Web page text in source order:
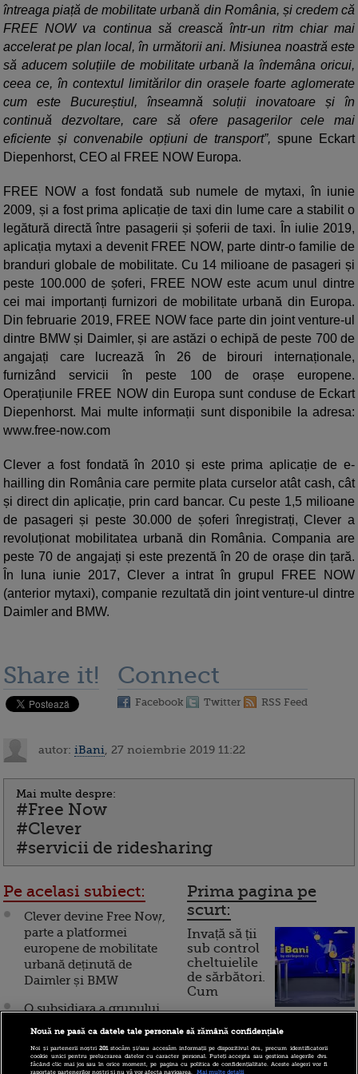
întreaga piață de mobilitate urbană din România, și credem că
FREE NOW va continua să crească într-un ritm chiar mai
accelerat pe plan local, în următorii ani. Misiunea noastră este
să aducem soluțiile de mobilitate urbană la îndemâna oricui,
ceea ce, în contextul limitărilor din orașele foarte aglomerate
cum este Bucureștiul, înseamnă soluții inovatoare și în
continuă dezvoltare, care să ofere pasagerilor cele mai
eficiente și convenabile opțiuni de transport”, spune Eckart
Diepenhorst, CEO al FREE NOW Europa.
FREE NOW a fost fondată sub numele de mytaxi, în iunie
2009, și a fost prima aplicație de taxi din lume care a stabilit o
legătură directă între pasagerii și șoferii de taxi. În iulie 2019,
aplicația mytaxi a devenit FREE NOW, parte dintr-o familie de
branduri globale de mobilitate. Cu 14 milioane de pasageri și
peste 100.000 de șoferi, FREE NOW este acum unul dintre
cei mai importanți furnizori de mobilitate urbană din Europa.
Din februarie 2019, FREE NOW face parte din joint venture-ul
dintre BMW și Daimler, și are astăzi o echipă de peste 700 de
angajați care lucrează în 26 de birouri internaționale,
furnizând servicii în peste 100 de orașe europene.
Operațiunile FREE NOW din Europa sunt conduse de Eckart
Diepenhorst. Mai multe informații sunt disponibile la adresa:
www.free-now.com
Clever a fost fondată în 2010 și este prima aplicație de e-
hailling din România care permite plata curselor atât cash, cât
și direct din aplicație, prin card bancar. Cu peste 1,5 milioane
de pasageri și peste 30.000 de șoferi înregistrați, Clever a
revoluționat mobilitatea urbană din România. Compania are
peste 70 de angajați și este prezentă în 20 de orașe din țară.
În luna iunie 2017, Clever a intrat în grupul FREE NOW
(anterior mytaxi), companie rezultată din joint venture-ul dintre
Daimler and BMW.
Share it! Connect
Facebook Twitter RSS Feed
autor: iBani , 27 noiembrie 2019 11:22
Mai multe despre:
#Free Now
#Clever
#servicii de ridesharing
Pe acelasi subiect:
Clever devine Free Now,
parte a platformei
europene de mobilitate
urbană deținută de
Daimler și BMW
O subsidiara a grupului
german Daimler a
detine aplicatia Clever
Prima pagina pe
scurt:
Invață să ții
sub control
cheltuielile
de sărbători.
Cum
cumpărături
Nouă ne pasă ca datele tale personale să rămână confidențiale
Noi și partenerii noștri201stocăm și/sau accesăm informații pe dispozitivul dvs., precum identificatorii
cookie unici pentru prelucrarea datelor cu caracter personal. Puteți accepta sau gestiona alegerile dvs.
făcând clic mai jos sau în orice moment, pe pagina cu politica de confidențialitate. Aceste alegeri vor fi
raportate partenerilor noștri și nu vă vor afecta navigarea.
Mai multe detalii